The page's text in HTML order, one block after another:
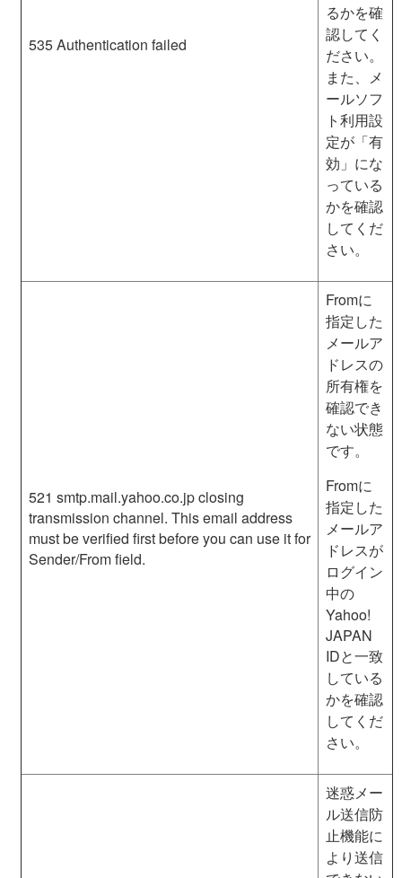
535 Authentication failed
るかを確
認してく
ださい。
また、メ
ールソフ
ト利用設
定が「有
効」にな
っている
かを確認
してくだ
さい。
521 smtp.mail.yahoo.co.jpclosing
transmission channel. This email address
must be verified first before you can use it for
Sender/From field.
Fromに
指定した
メールア
ドレスの
所有権を
確認でき
ない状態
です。
Fromに
指定した
メールア
ドレスが
ログイン
中の
Yahoo!
JAPAN
IDと一致
している
かを確認
してくだ
さい。
迷惑メー
ル送信防
止機能に
より送信